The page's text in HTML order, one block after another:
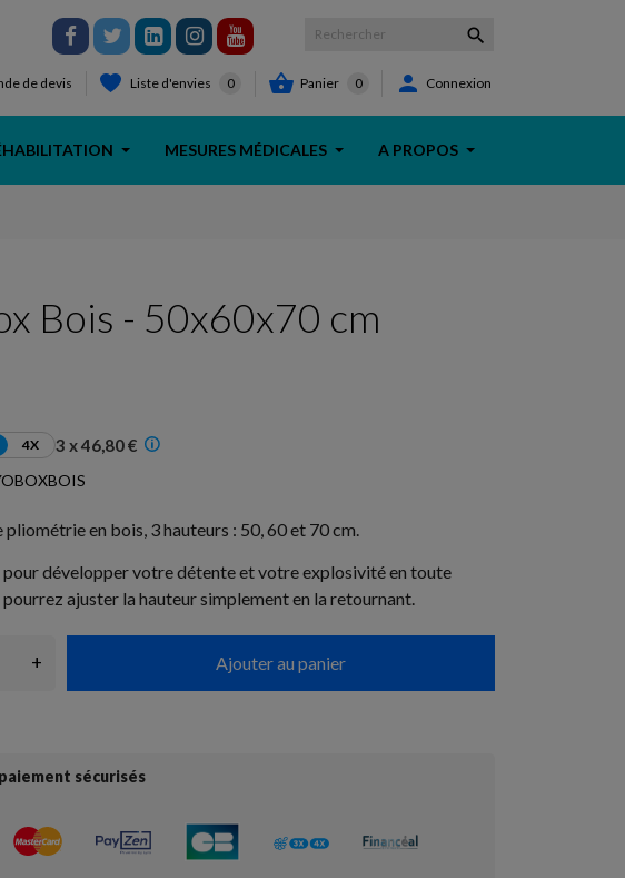

de devis Liste d'envies 0  Panier 0  Connexion
MESURES MÉDICALES A PROPOS
Bois - 50x60x70 cm
4X 3 x 46,80 €
en bois, 3 hauteurs : 50, 60 et 70 cm.
pour développer votre détente et votre explosivité en toute
ajuster la hauteur simplement en la retournant.
+ Ajouter au panier
sécurisés